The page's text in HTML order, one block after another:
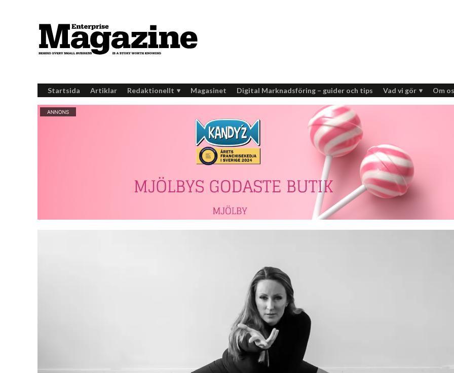
Startsida Artiklar Redaktionellt Magasinet Digital Marknadsföring – guider och tips Vad vi gör Om